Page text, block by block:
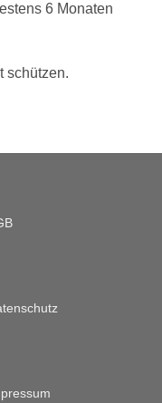
6 Monaten
schützen.